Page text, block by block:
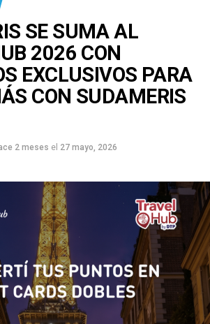
SE SUMA AL
2026 CON
EXCLUSIVOS PARA
CON SUDAMERIS
2 meses el 27 mayo, 2026